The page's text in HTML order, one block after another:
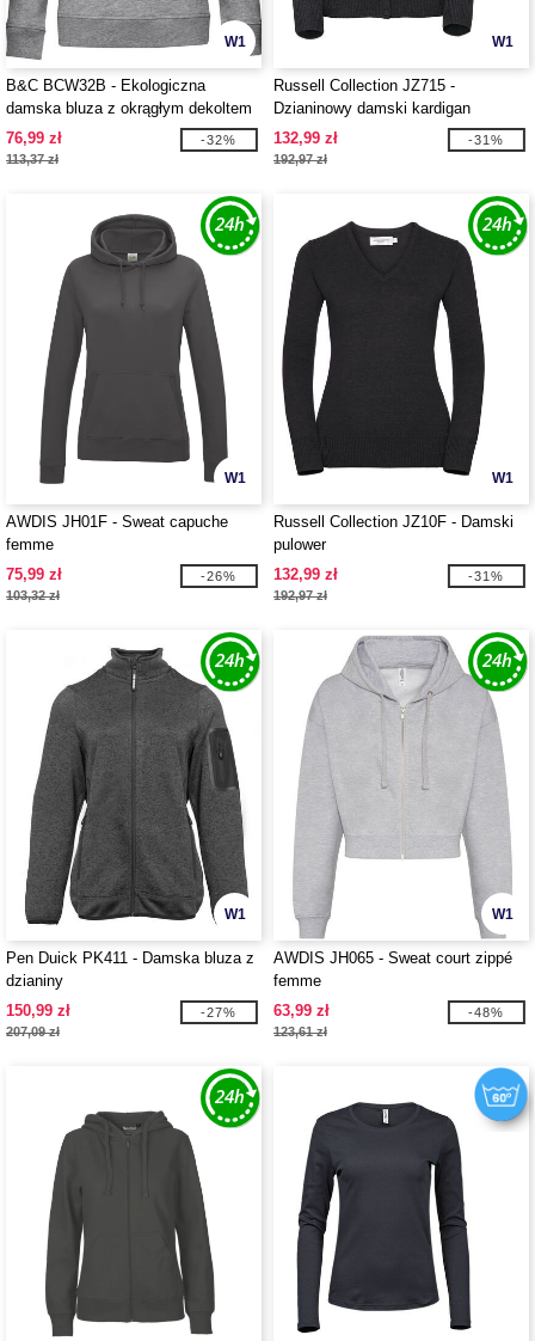
W1
B&C BCW32B - Ekologiczna
damska bluza z okrągłym dekoltem
76,99 zł
113,37 zł
-32%
W1
Russell Collection JZ715 -
Dzianinowy damski kardigan
132,99 zł
192,97 zł
-31%
W1
AWDIS JH01F - Sweat capuche
femme
75,99 zł
103,32 zł
-26%
W1
Russell Collection JZ10F - Damski
pulower
132,99 zł
192,97 zł
-31%
W1
Pen Duick PK411 - Damska bluza z
dzianiny
150,99 zł
207,09 zł
-27%
W1
AWDIS JH065 - Sweat court zippé
femme
63,99 zł
123,61 zł
-48%